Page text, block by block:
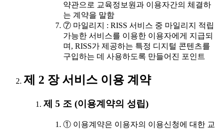
약관으로 교육정보원과 이용자간의 체결하
는 계약을 말함
⑦ 마일리지 : RISS 서비스 중 마일리지 적립
가능한 서비스를 이용한 이용자에게 지급되
며, RISS가 제공하는 특정 디지털 콘텐츠를
구입하는 데 사용하도록 만들어진 포인트
제 2 장 서비스 이용 계약
제 5 조 (이용계약의 성립)
① 이용계약은 이용자의 이용신청에 대한 교